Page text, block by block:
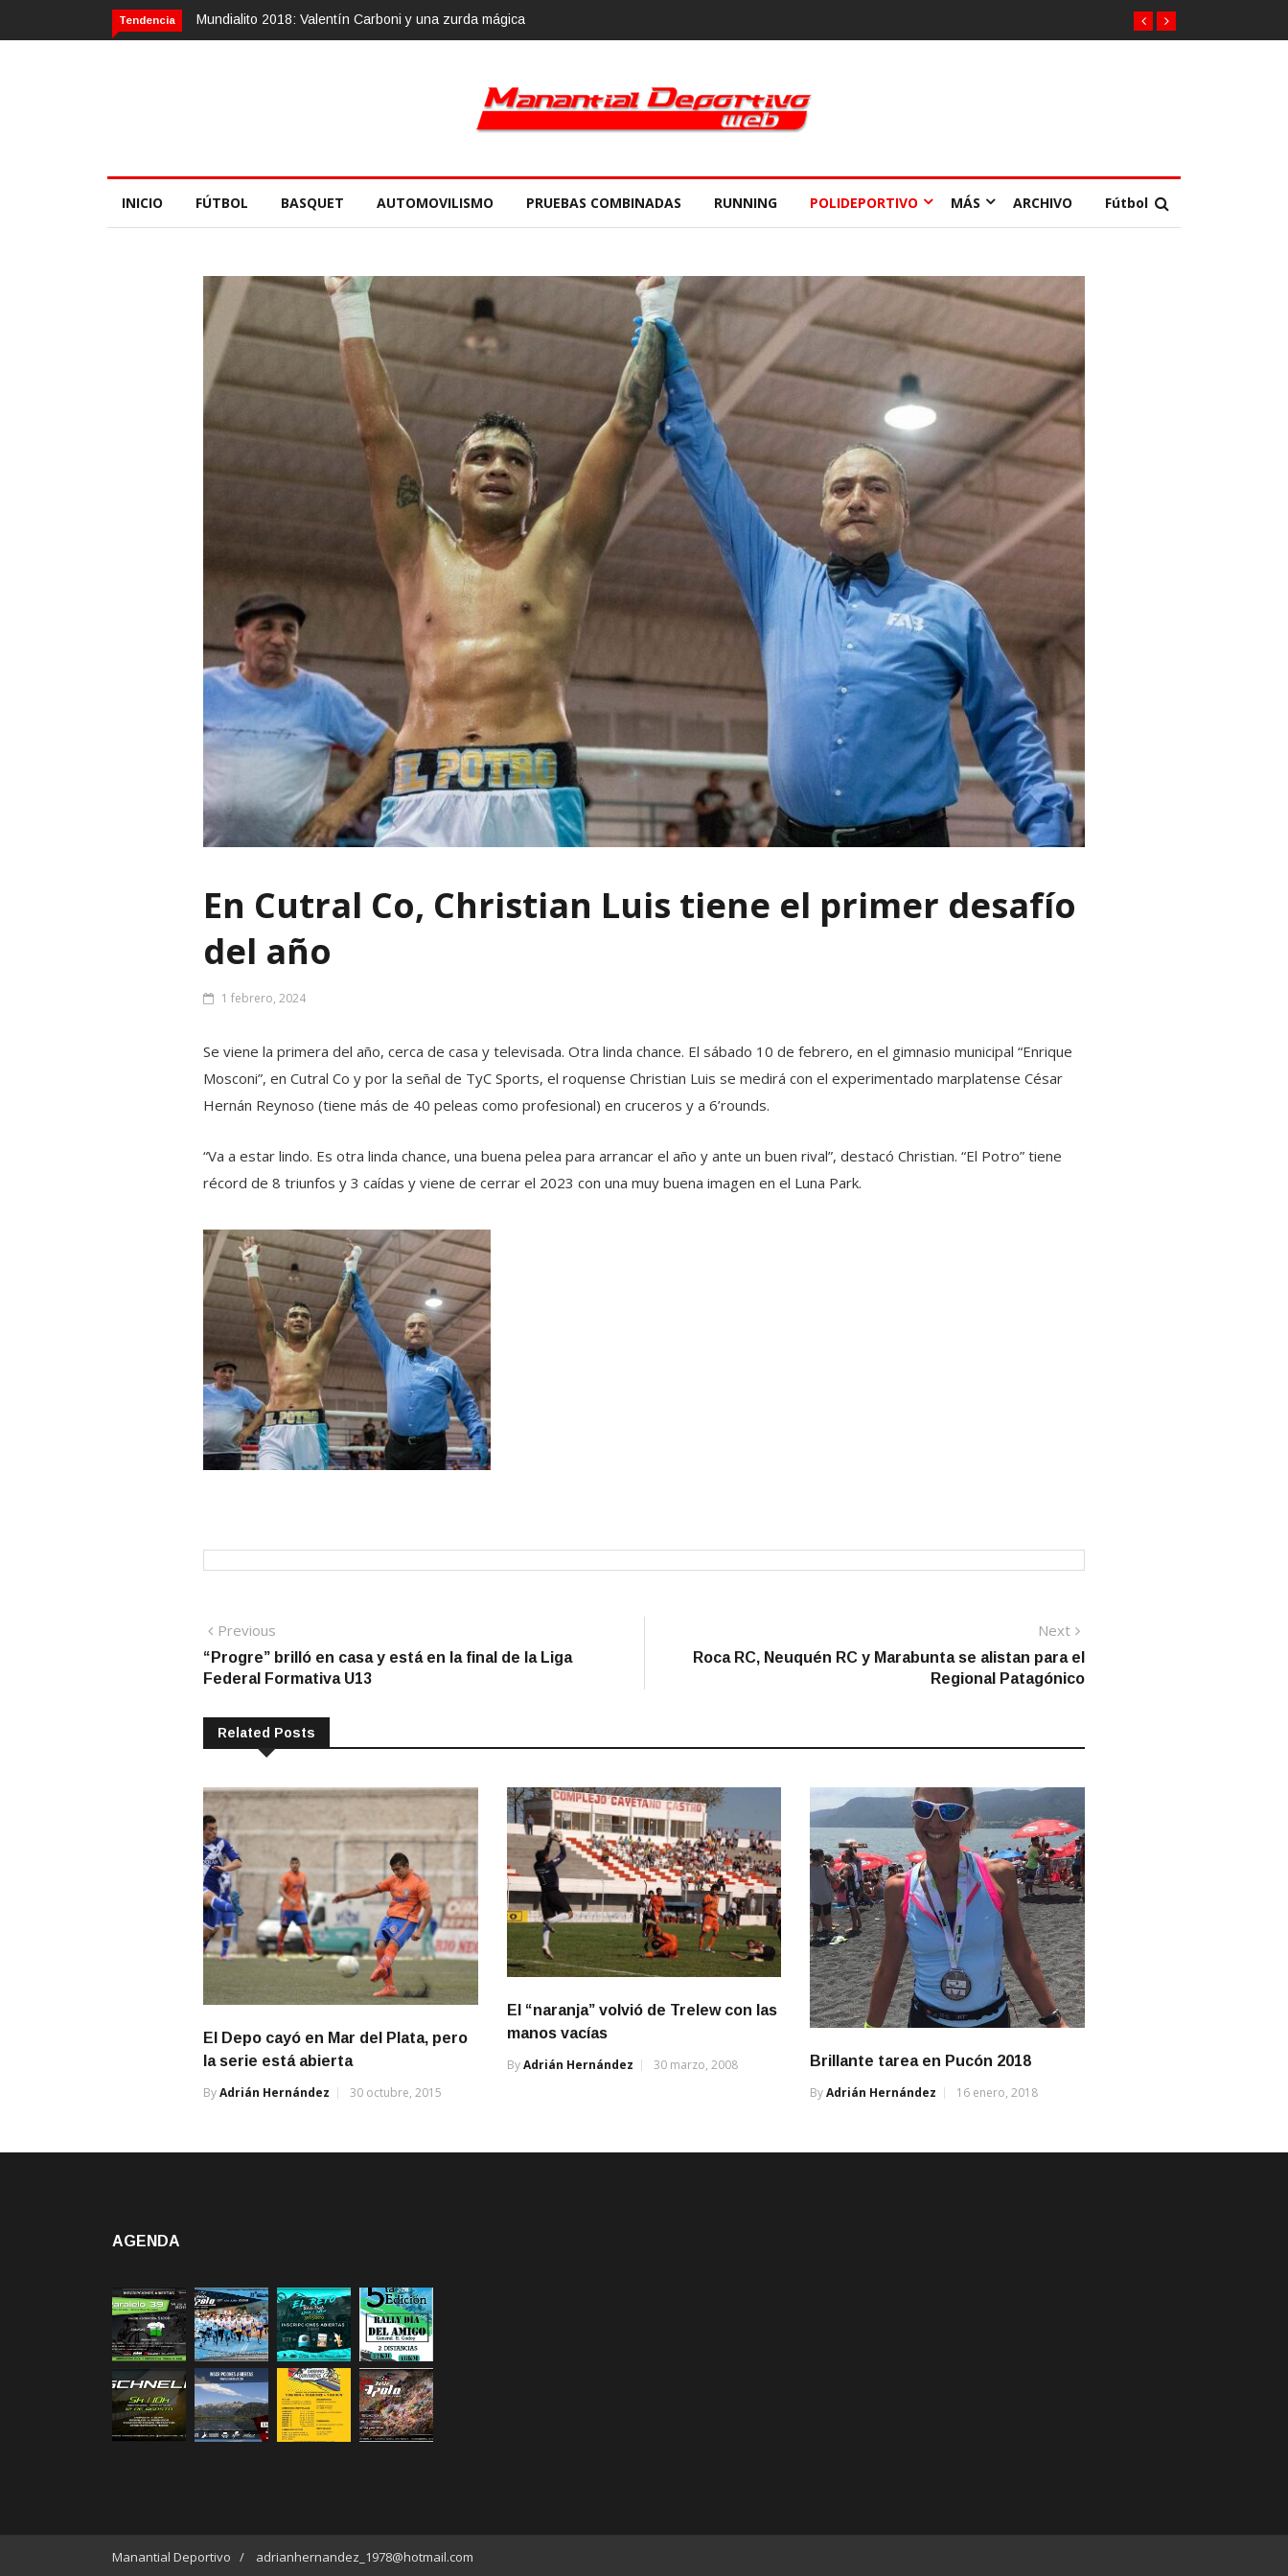
Tendencia
Valentín Carboni y una zurda mágica Calvario Race 2018, 10 de noviembre
INICIO FÚTBOL BASQUET AUTOMOVILISMO PRUEBAS COMBINADAS RUNNING POLIDEPORTIVO MÁS ARCHIVO Fútbol
En Cutral Co, Christian Luis tiene el primer desafío
del año
1 febrero, 2024
Se viene la primera del año, cerca de casa y televisada. Otra linda chance. El sábado 10 de febrero, en el gimnasio municipal “Enrique
Mosconi”, en Cutral Co y por la señal de TyC Sports, el roquense Christian Luis se medirá con el experimentado marplatense César
Hernán Reynoso (tiene más de 40 peleas como profesional) en cruceros y a 6’rounds.
“Va a estar lindo. Es otra linda chance, una buena pelea para arrancar el año y ante un buen rival”, destacó Christian. “El Potro” tiene
récord de 8 triunfos y 3 caídas y viene de cerrar el 2023 con una muy buena imagen en el Luna Park.
Navegación
de
Previous
post:
“Progre” brilló en casa y está en la final de la Liga
Federal Formativa U13
Next
post:
Roca RC, Neuquén RC y Marabunta se alistan para el
Regional Patagónico
Related Posts
El Depo cayó en Mar del Plata, pero
la serie está abierta
ByAdrián Hernández 30 octubre, 2015
El “naranja” volvió de Trelew con las
manos vacías
ByAdrián Hernández 30 marzo, 2008
Brillante tarea en Pucón 2018
ByAdrián Hernández 16 enero, 2018
AGENDA
Manantial Deportivo / adrianhernandez_1978@hotmail.com